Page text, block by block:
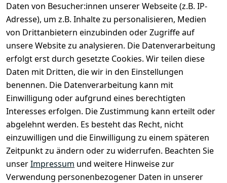
Daten von Besucher:innen unserer Webseite (z.B. IP-
Adresse), um z.B. Inhalte zu personalisieren, Medien
von Drittanbietern einzubinden oder Zugriffe auf
unsere Website zu analysieren. Die Datenverarbeitung
erfolgt erst durch gesetzte Cookies. Wir teilen diese
Daten mit Dritten, die wir in den Einstellungen
benennen. Die Datenverarbeitung kann mit
Einwilligung oder aufgrund eines berechtigten
Interesses erfolgen. Die Zustimmung kann erteilt oder
abgelehnt werden. Es besteht das Recht, nicht
einzuwilligen und die Einwilligung zu einem späteren
Zeitpunkt zu ändern oder zu widerrufen. Beachten Sie
unserImpressum und weitere Hinweise zur
Verwendung personenbezogener Daten in unserer
Rechtliches
Impressum
AGB
Datenschutze
rklärung
Widerrufsbe
lehrung
Muster-
Widerrufsfo
rmular
Barrierefreihe
itserklärung
Kontakt
Kontakt
Registrieren